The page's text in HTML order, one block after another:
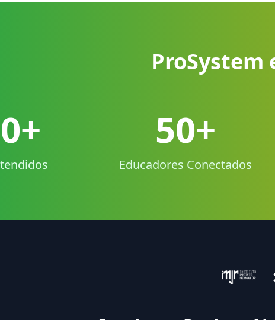
ProSystem
50+
Educadores Conectados